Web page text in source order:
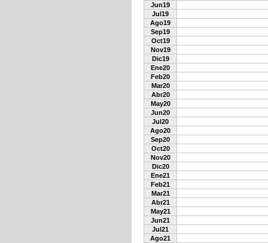
Jun19
Jul19
Ago19
Sep19
Oct19
Nov19
Dic19
Ene20
Feb20
Mar20
Abr20
May20
Jun20
Jul20
Ago20
Sep20
Oct20
Nov20
Dic20
Ene21
Feb21
Mar21
Abr21
May21
Jun21
Jul21
Ago21